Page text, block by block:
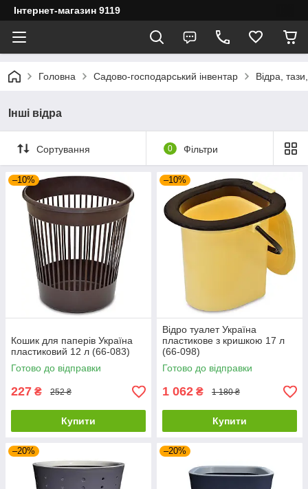
Інтернет-магазин 9119
Головна Садово-господарський інвентар Відра,
Інші відра
Сортування 0 Фільтри
–10%
Кошик для паперів Україна
пластиковий 12 л (66-083)
Готово до відправки
227 ₴ 252 ₴
Купити
–10%
Відро туалет Україна
пластикове з кришкою 17 л
(66-098)
Готово до відправки
1 062 ₴ 1 180 ₴
Купити
–20% –20%